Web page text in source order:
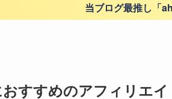
当ブログ最推し「
おすすめのアフィリエ